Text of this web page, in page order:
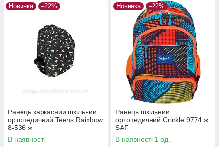
Новинка –22%
Ранець каркасний шкільний
ортопедичний Teens Rainbow
8-536 ж
В наявності
Новинка –22%
Ранець шкільний
ортопедичний Crinkle 9774 ж
SAF
В наявності 1 од.